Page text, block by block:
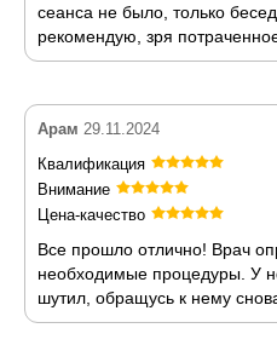
сеанса не было, только
рекомендую, зря
Арам 29.11.2024
Квалификация
Внимание
Цена-качество
Все прошло отлично! Врач
необходимые процедуры. У
шутил, обращусь к нему